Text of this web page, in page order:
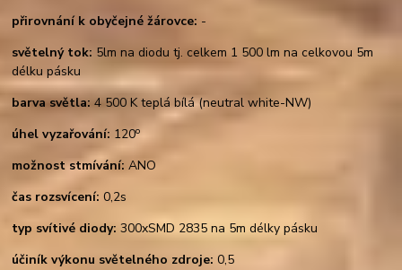
přirovnání k obyčejné žárovce: -
světelný tok: 5lm na diodu tj. celkem 1 500 lm na celkovou 5m
délku pásku
barva světla: 4 500 K teplá bílá (neutral white-NW)
úhel vyzařování: 120o
možnost stmívání: ANO
čas rozsvícení: 0,2s
typ svítivé diody: 300xSMD 2835 na 5m délky pásku
účiník výkonu světelného zdroje: 0,5